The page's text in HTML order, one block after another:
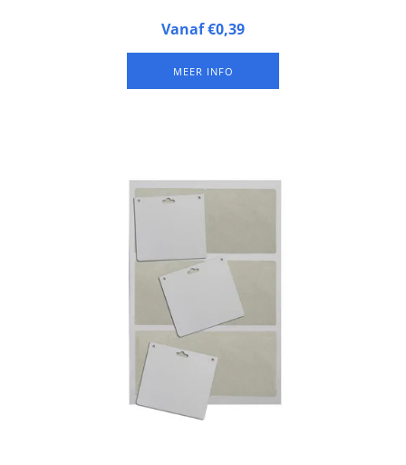
Butterfly badges™ 1074.00 zijn 4 naambadges op een A4-vel
verpakkingen van 125 vel (= 500 badges).
Vanaf €0,39
MEER INFO